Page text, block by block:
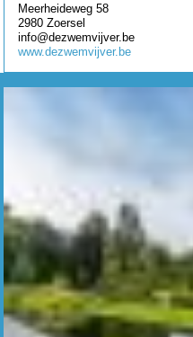
Meerheideweg 58
2980 Zoersel
info@dezwemvijver.be
www.dezwemvijver.be